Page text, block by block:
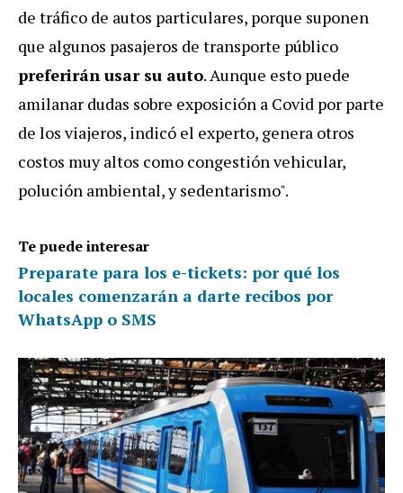
de tráfico de autos particulares, porque suponen
que algunos pasajeros de transporte público
preferirán usar su auto. Aunque esto puede
amilanar dudas sobre exposición a Covid por parte
de los viajeros, indicó el experto, genera otros
costos muy altos como congestión vehicular,
polución ambiental, y sedentarismo".
Te puede interesar
Preparate para los e-tickets: por qué los
locales comenzarán a darte recibos por
WhatsApp o SMS